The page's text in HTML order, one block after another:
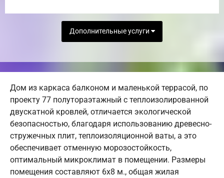
Дополнительные услуги
Дом из каркаса балконом и маленькой террасой, по
проекту 77 полутораэтажный с теплоизолированной
двускатной кровлей, отличается экологической
безопасностью, благодаря использованию древесно-
стружечных плит, теплоизоляционной ваты, а это
обеспечивает отменную морозостойкость,
оптимальный микроклимат в помещении. Размеры
помещения составляют 6х8 м., общая жилая